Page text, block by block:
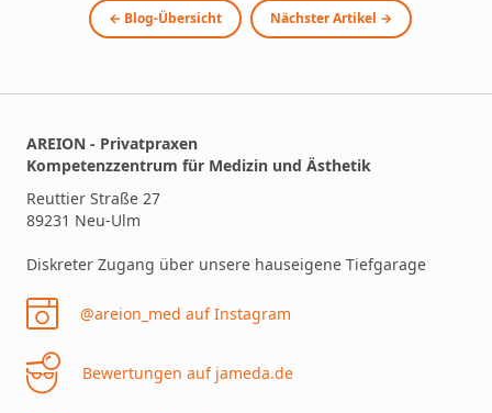
← Blog-Übersicht Nächster Artikel →
AREION - Privatpraxen
Kompetenzzentrum für Medizin und Ästhetik
Reuttier Straße 27
89231 Neu-Ulm
Diskreter Zugang über unsere hauseigene Tiefgarage
@areion_med auf Instagram
Bewertungen auf jameda.de